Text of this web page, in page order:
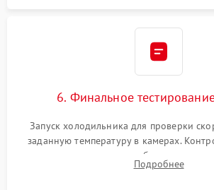
6. Финальное
Запуск холодильника для проверки
заданную температуру в камерах.
компрессора, отсутствия обмерзания
срабатывания системыПодробнее